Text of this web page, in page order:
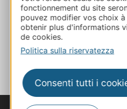
fonctionnement du site
pouvez modifier vos choix
obtenir plus d'informations
de cookies.
Politica sulla riservatezza
Consenti tutti i
Sito web
AGGIUNGI